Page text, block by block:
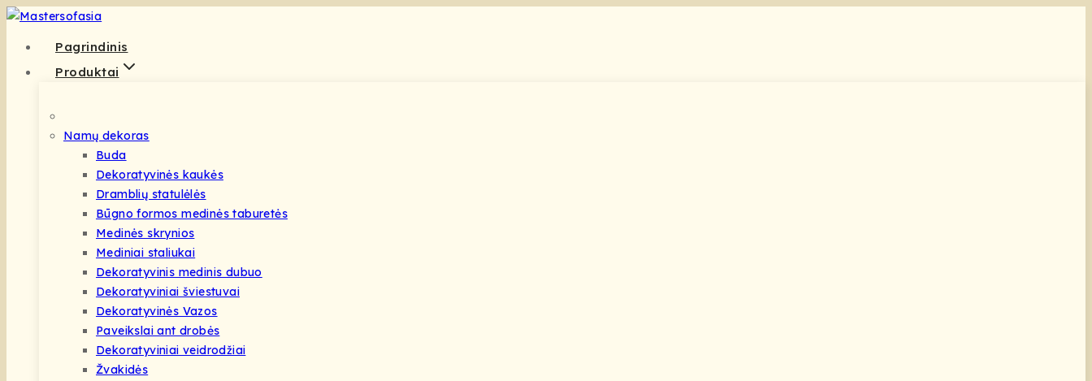
Skip
content
Pagrindinis
Produktai
Namų dekoras
Buda
Dekoratyvinės kaukės
Dramblių statulėlės
Būgno formos medinės taburetės
Medinės skrynios
Mediniai staliukai
Dekoratyvinis medinis dubuo
Dekoratyviniai šviestuvai
Dekoratyvinės Vazos
Paveikslai ant drobės
Dekoratyviniai veidrodžiai
Žvakidės